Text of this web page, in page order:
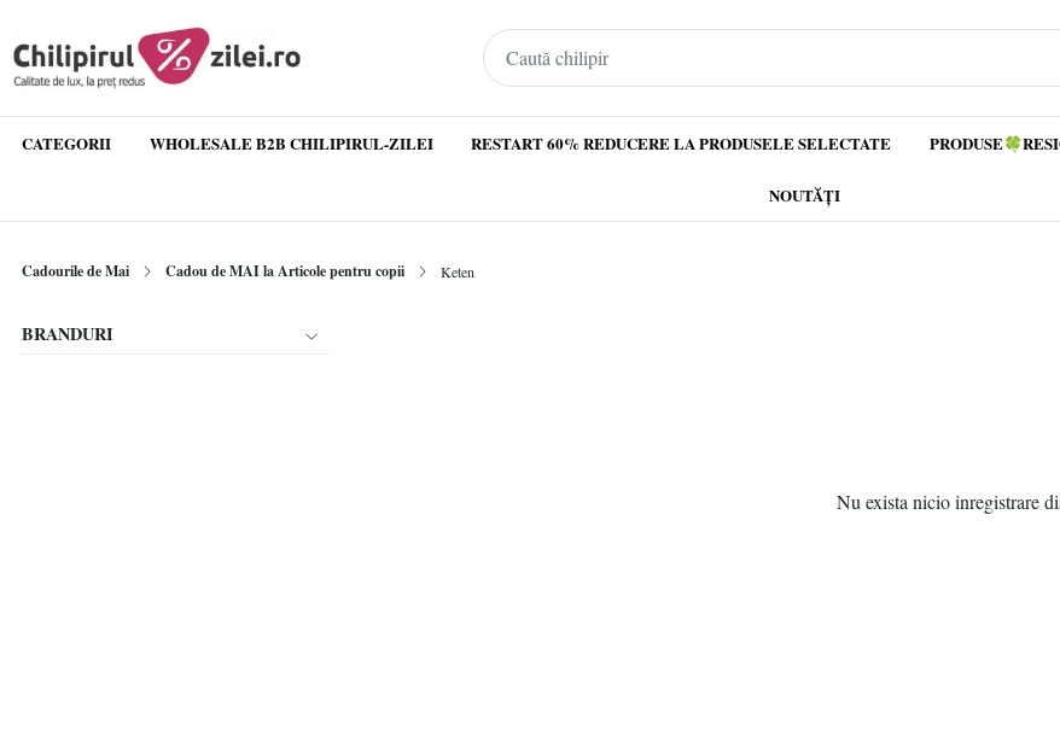
CATEGORII WHOLESALE B2B CHILIPIRUL-ZILEI RESTART 60% REDUCERE LA PRODUSELE SELECTATE
NOUTĂȚI
Cadourile de Mai Cadou de MAI la Articole pentru copii Keten
BRANDURI
Nu exista nicio inregistrare